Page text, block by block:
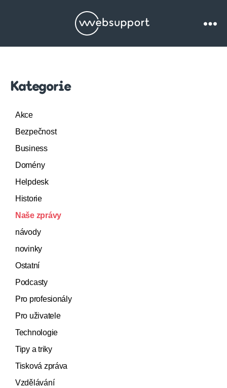
Websupport.cz
Kategorie
Akce
Bezpečnost
Business
Domény
Helpdesk
Historie
Naše zprávy
návody
novinky
Ostatní
Podcasty
Pro profesionály
Pro uživatele
Technologie
Tipy a triky
Tisková zpráva
Vzdělávání